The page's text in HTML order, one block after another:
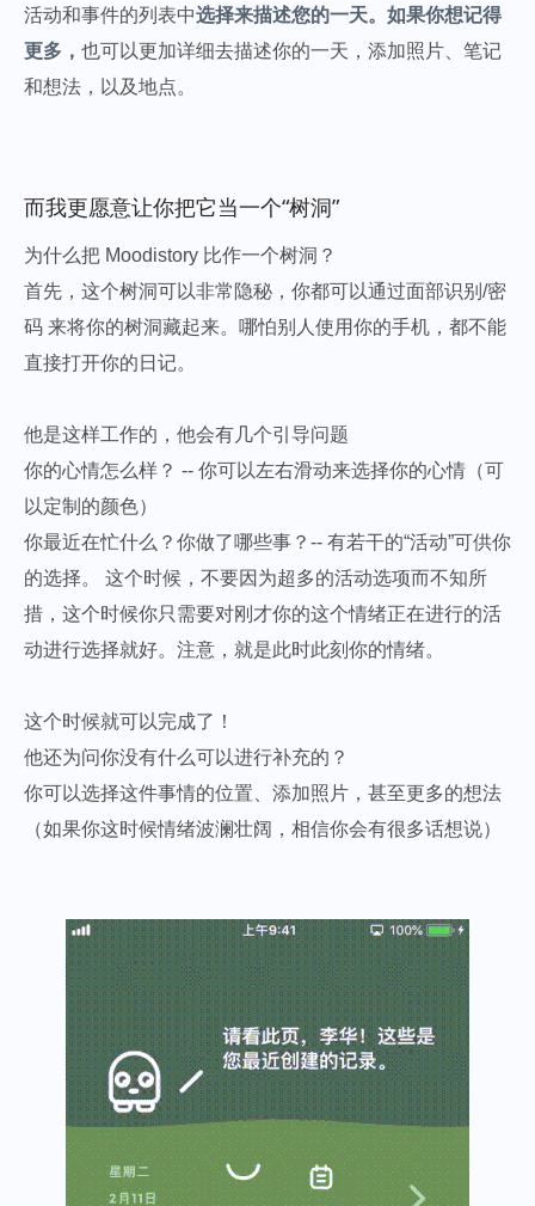
活动和事件的列表中选择来描述您的一天。如果你想记得
更多， 也可以更加详细去描述你的一天，添加照片、笔记
和想法，以及地点。
而我更愿意让你把它当一个“树洞”
为什么把 Moodistory 比作一个树洞？
首先，这个树洞可以非常隐秘，你都可以通过面部识别/密
码 来将你的树洞藏起来。哪怕别人使用你的手机，都不能
直接打开你的日记。
他是这样工作的，他会有几个引导问题
你的心情怎么样？ -- 你可以左右滑动来选择你的心情（可
以定制的颜色）
你最近在忙什么？你做了哪些事？-- 有若干的“活动”可供你
的选择。 这个时候，不要因为超多的活动选项而不知所
措，这个时候你只需要对刚才你的这个情绪正在进行的活
动进行选择就好。注意，就是此时此刻你的情绪。
这个时候就可以完成了！
他还为问你没有什么可以进行补充的？
你可以选择这件事情的位置、添加照片，甚至更多的想法
（如果你这时候情绪波澜壮阔，相信你会有很多话想说）